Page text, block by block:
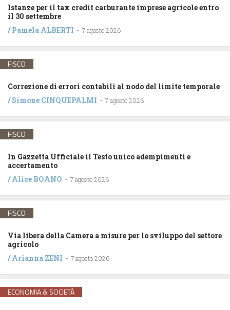
Istanze per il tax credit carburante imprese agricole entro
il 30 settembre
/Pamela ALBERTI - 7 agosto 2026
FISCO
Correzione di errori contabili al nodo del limite temporale
/Simone CINQUEPALMI - 7 agosto 2026
FISCO
In Gazzetta Ufficiale il Testo unico adempimenti e
accertamento
/Alice BOANO - 7 agosto 2026
FISCO
Via libera della Camera a misure per lo sviluppo del settore
agricolo
/Arianna ZENI - 7 agosto 2026
ECONOMIA & SOCIETÀ